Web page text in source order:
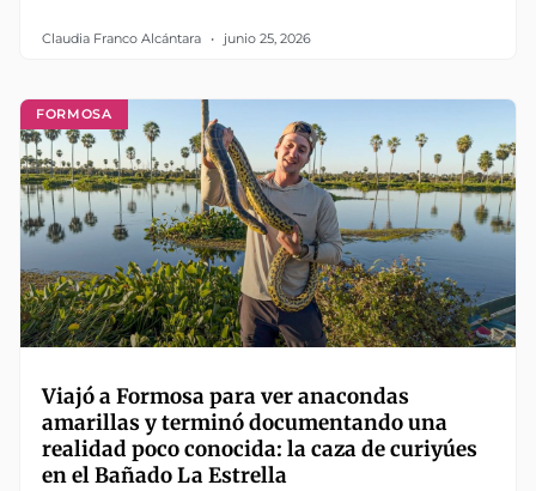
Claudia Franco Alcántara junio 25, 2026
FORMOSA
Viajó a Formosa para ver anacondas
amarillas y terminó documentando una
realidad poco conocida: la caza de curiyúes
en el Bañado La Estrella